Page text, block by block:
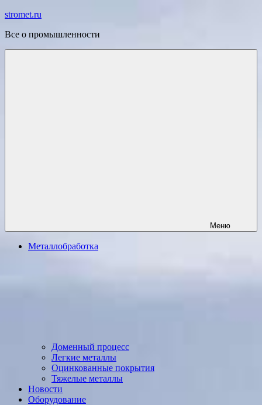
Перейти
содержимому
stromet.ru
Все о промышленности
Меню
Металлобработка
Доменный процесс
Легкие металлы
Оцинкованные покрытия
Тяжелые металлы
Новости
Оборудование